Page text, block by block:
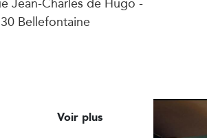
Bellefontaine
Voir plus